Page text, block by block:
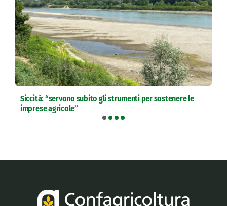
Siccità: “servono subito gli strumenti per sostenere le
imprese agricole”